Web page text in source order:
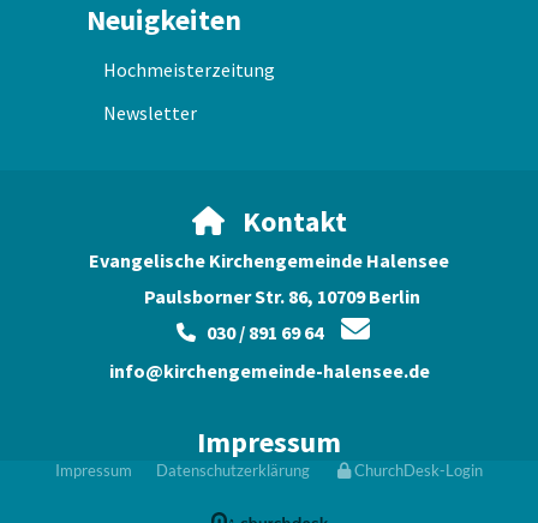
Neuigkeiten
Hochmeisterzeitung
Newsletter
Kontakt
Evangelische Kirchengemeinde Halensee
Paulsborner Str. 86, 10709 Berlin
030 / 891 69 64 
info@kirchengemeinde-halensee.de
Impressum
Impressum Datenschutzerklärung ChurchDesk-Login